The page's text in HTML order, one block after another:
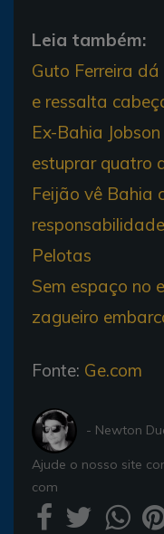
Leia também:
Guto Ferreira
e ressalta
Ex-Bahia
estuprar quatro
Feijão vê Bahia
Pelotas
Sem espaço no
zagueiro
Fonte: Ge.com
- Newton
Ajude o nosso site
com